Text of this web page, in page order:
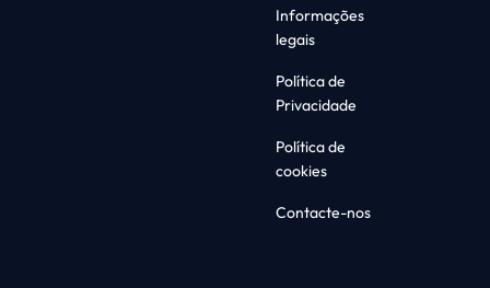
Informações
legais
Política de
Privacidade
Política de
cookies
Contacte-nos